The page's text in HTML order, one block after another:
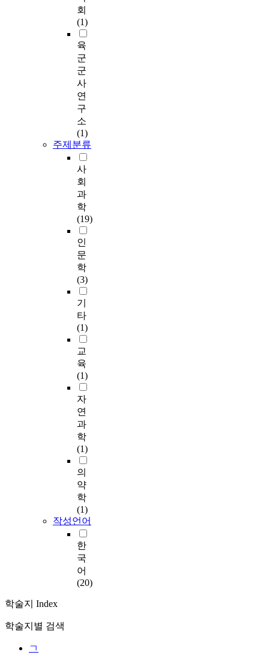
회
(1)
육
군
군
사
연
구
소
(1)
주제분류
사
회
과
학
(19)
인
문
학
(3)
기
타
(1)
교
육
(1)
자
연
과
학
(1)
의
약
학
(1)
작성언어
한
국
어
(20)
학술지 Index
학술지별 검색
ㄱ